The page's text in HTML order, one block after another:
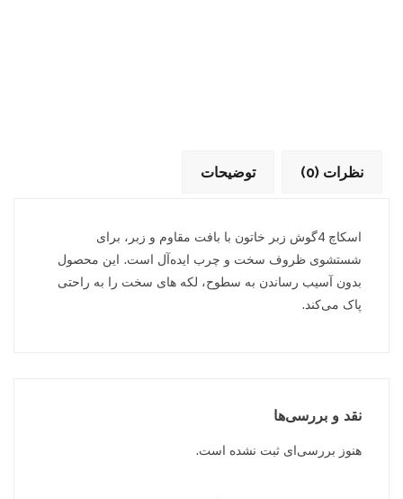
توضیحات نظرات (0)
اسکاچ 4گوش زبر خاتون با بافت مقاوم و زبر، برای
شستشوی ظروف سخت و چرب ایده‌آل است. این محصول
بدون آسیب رساندن به سطوح، لکه های سخت را به راحتی
پاک می‌کند.
نقد و بررسی‌ها
هنوز بررسی‌ای ثبت نشده است.